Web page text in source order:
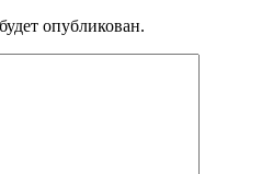
опубликован.